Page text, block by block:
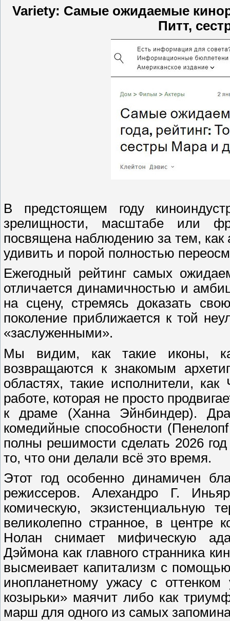
Variety: Самые ожидаемые
Питт,
В предстоящем году
зрелищности, масштабе или
посвящена наблюдению за тем, как
удивить и порой полностью
Ежегодный рейтинг самых
отличается динамичностью и
на сцену, стремясь доказать
поколение приближается к той
«заслуженными».
Мы видим, как такие иконы,
возвращаются к знакомым
областях, такие исполнители,
работе, которая не просто
к драме (Ханна Эйнбиндер).
комедийные способности
полны решимости сделать 2026 год
то, что они делали всё это время.
Этот год особенно динамичен
режиссеров. Алехандро Г.
комическую, экзистенциальную
великолепно странное, в
Нолан снимает мифическую
Дэймона как главного странника
высмеивает капитализм с
инопланетному ужасу с
козырьки» маячит либо как
марш для одного из самых